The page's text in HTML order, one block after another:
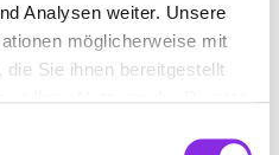
Analysen weiter. Unsere
möglicherweise mit
Sie ihnen bereitgestellt
14:30 - 18:00